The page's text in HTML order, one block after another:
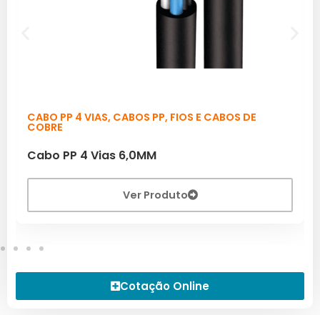
CABO PP 4 VIAS, CABOS PP, FIOS E CABOS DE
COBRE
Cabo PP 4 Vias 6,0MM
Ver Produto
Cotação Online